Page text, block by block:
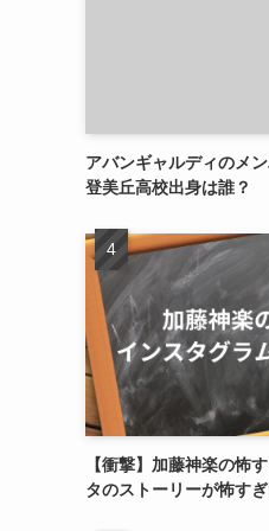
アバンギャルディのメ
登美丘高校出身は誰？
【衝撃】加藤神楽の怖
タのストーリーが怖す